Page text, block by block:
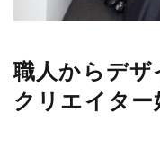
職人からデザ
クリエイタ